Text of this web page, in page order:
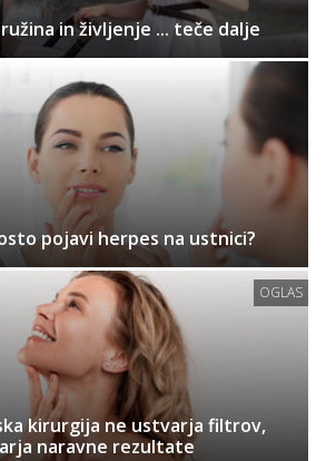
in življenje ... teče dalje
pojavi herpes na ustnici?
OGLAS
kirurgija ne ustvarja filtrov,
naravne rezultate